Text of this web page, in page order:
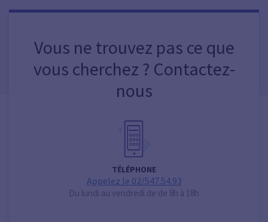
Vous ne trouvez pas ce que
vous cherchez ? Contactez-
nous
TÉLÉPHONE
Appelez le 02/547.54.93
Du lundi au vendredi de de 8h à 18h